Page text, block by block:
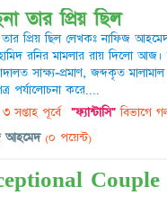
তার প্রিয় ছিল
প্রিয় ছিল লেখকঃ নাফিজ
রনির মামলার রায় দিলো আজ।
সাক্ষ্য-প্রমাণ, জব্দকৃত মালামাল
পর্যালোচনা করে....
সপ্তাহ পূর্বে "ফ্যান্টাসি"বিভাগে
আহমেদ (০ পয়েন্ট)
Couple